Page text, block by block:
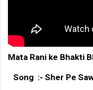
Mata Rani ke Bhakti
Song :- Sher Pe